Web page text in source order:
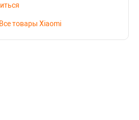
Все товары Xiaomi